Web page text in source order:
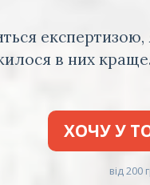
в них
ХОЧУ У
від 200